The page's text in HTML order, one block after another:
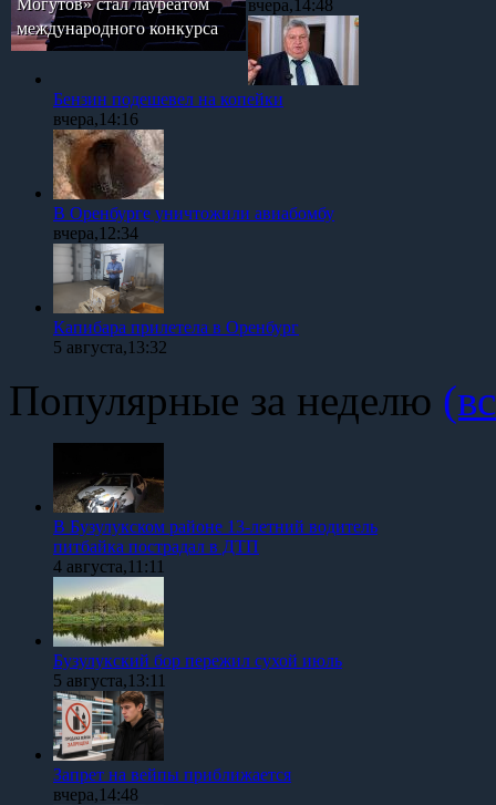
международного конкурса
вчера,14:48
Бензин подешевел на копейки
вчера,14:16
В Оренбурге уничтожили авиабомбу
вчера,12:34
Капибара прилетела в Оренбург
5 августа,13:32
Популярные за неделю
В Бузулукском районе 13-летний водитель
питбайка пострадал в ДТП
4 августа,11:11
Бузулукский бор пережил сухой июль
5 августа,13:11
Запрет на вейпы приближается
вчера,14:48